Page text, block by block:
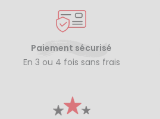
Paiement sécurisé
En 3 ou 4 fois sans frais